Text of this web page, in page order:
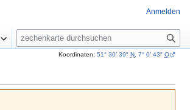
Koordinaten: 51° 30′ 39″ N 7° 0′ 43″ O
Anmelden
Suche